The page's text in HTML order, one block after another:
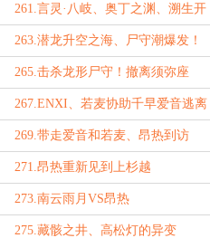
步
261.言灵·八岐、奥丁之渊、溯生开
启
263.潜龙升空之海、尸守潮爆发！
265.击杀龙形尸守！撤离须弥座
267.ENXI、若麦协助千早爱音逃离
269.带走爱音和若麦、昂热到访
271.昂热重新见到上杉越
273.南云雨月VS昂热
275.藏骸之井、高松灯的异变